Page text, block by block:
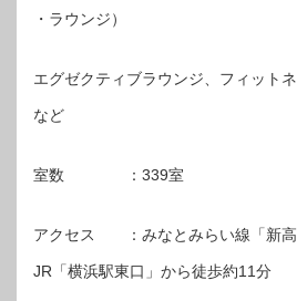
・ラウンジ）
エグゼクティブラウンジ、フィット
など
室数 ：339室
アクセス ：みなとみらい線「新高
JR「横浜駅東口」から徒歩約11分